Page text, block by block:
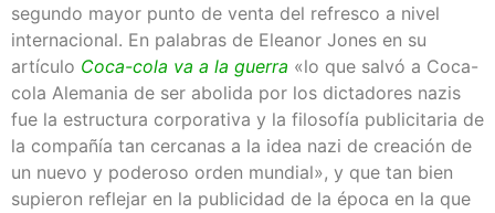
segundo mayor punto de venta del refresco a nivel
internacional. En palabras de Eleanor Jones en su
artículo Coca-cola va a la guerra «lo que salvó a Coca-
cola Alemania de ser abolida por los dictadores nazis
fue la estructura corporativa y la filosofía publicitaria de
la compañía tan cercanas a la idea nazi de creación de
un nuevo y poderoso orden mundial», y que tan bien
supieron reflejar en la publicidad de la época en la que